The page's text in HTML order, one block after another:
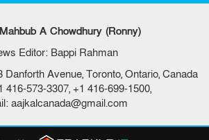
A Chowdhury (Ronny)
Editor: Bappi Rahman
Avenue, Toronto, Ontario, Canada
416-573-3307, +1 416-699-1500,
aajkalcanada@gmail.com